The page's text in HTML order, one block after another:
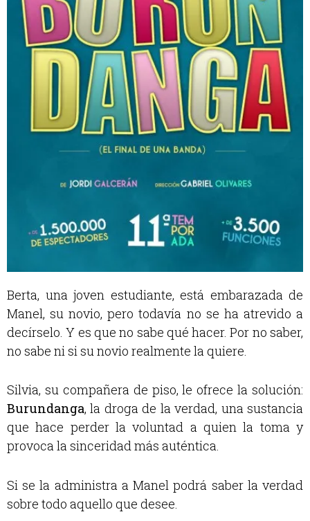
Berta, una joven estudiante, está embarazada de
Manel, su novio, pero todavía no se ha atrevido a
decírselo. Y es que no sabe qué hacer. Por no saber,
no sabe ni si su novio realmente la quiere.
Silvia, su compañera de piso, le ofrece la solución:
Burundanga, la droga de la verdad, una sustancia
que hace perder la voluntad a quien la toma y
provoca la sinceridad más auténtica.
Si se la administra a Manel podrá saber la verdad
sobre todo aquello que desee.